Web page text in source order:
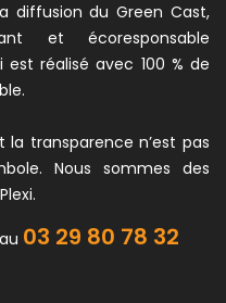
diffusion du Green Cast,
et écoresponsable
est réalisé avec 100 % de
transparence n’est pas
Nous sommes des
03 29 80 78 32